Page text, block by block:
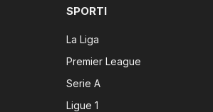
SPORTI
La Liga
Premier League
Serie A
Ligue 1